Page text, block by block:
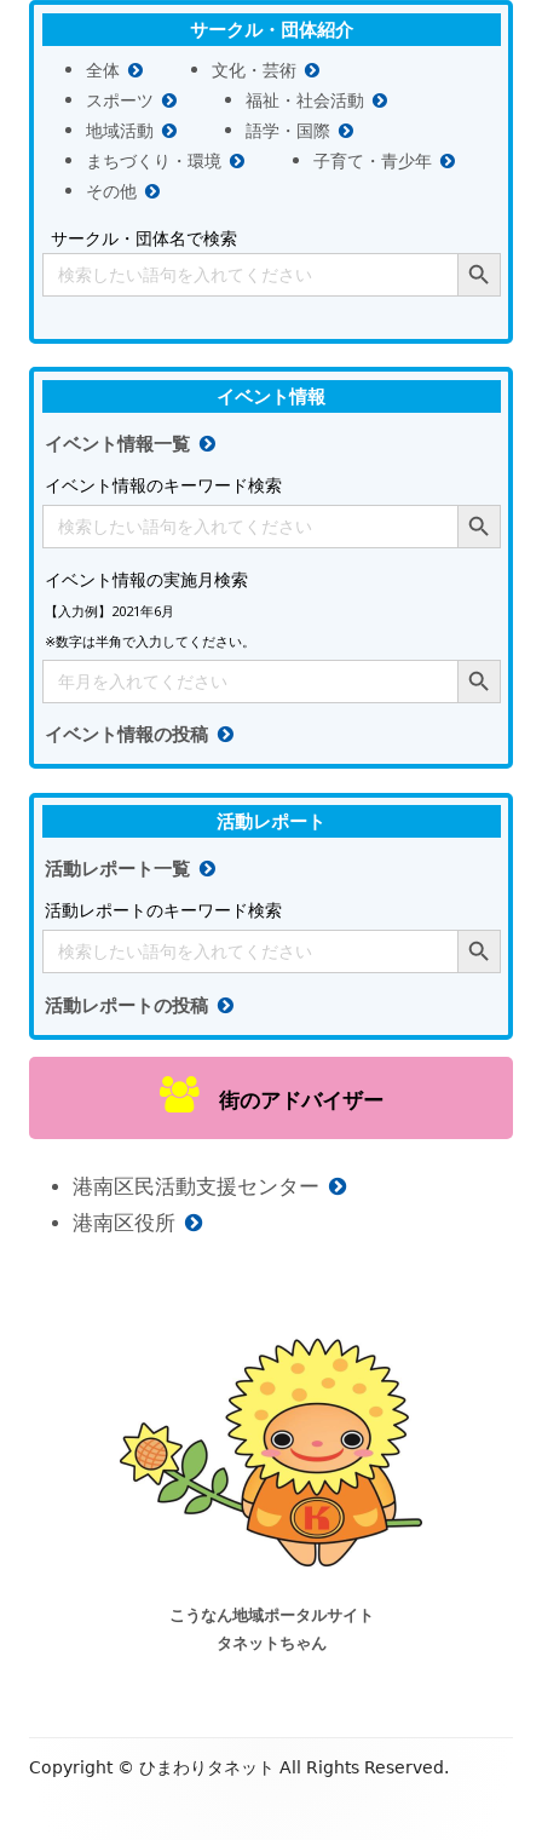
サークル・団体紹介
全体
文化・芸術
スポーツ
福祉・社会活動
地域活動
語学・国際
まちづくり・環境
子育て・青少年
その他
サークル・団体名で検索
Search
for:
Search Button
イベント情報
イベント情報一覧
イベント情報のキーワード検索
Search
for:
Search Button
イベント情報の実施月検索
【入力例】2021年6月
※数字は半角で入力してください。
Search
for:
Search Button
イベント情報の投稿
活動レポート
活動レポート一覧
活動レポートのキーワード検索
Search
for:
Search Button
活動レポートの投稿
街のアドバイザー
港南区民活動支援センター
港南区役所
こうなん地域ポータルサイト
タネットちゃん
Copyright © ひまわりタネット All Rights Reserved.